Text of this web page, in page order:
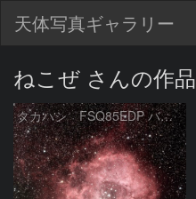
天体写真ギャラリー
ねこぜ さんの作品
タカハシ FSQ85EDP バラ星雲